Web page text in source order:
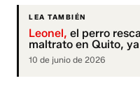
LEA TAMBIÉN
Leonel, el perro
maltrato en Quito,
10 de junio de 2026